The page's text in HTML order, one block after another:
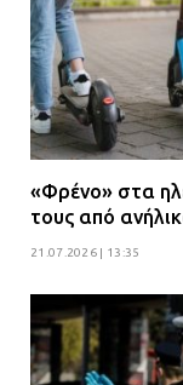
«Φρένο» στα
τους από
21.07.2026 | 13:35